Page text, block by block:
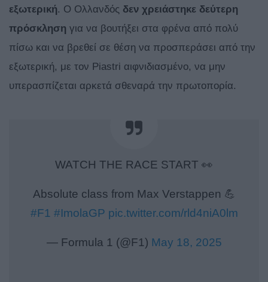
εξωτερική. Ο Ολλανδός δεν χρειάστηκε δεύτερη
πρόσκληση για να βουτήξει στα φρένα από πολύ
πίσω και να βρεθεί σε θέση να προσπεράσει από την
εξωτερική, με τον Piastri αιφνιδιασμένο, να μην
υπερασπίζεται αρκετά σθεναρά την πρωτοπορία.
WATCH THE RACE START 👀
Absolute class from Max Verstappen 💪
#F1 #ImolaGP pic.twitter.com/rld4niA0lm
— Formula 1 (@F1) May 18, 2025